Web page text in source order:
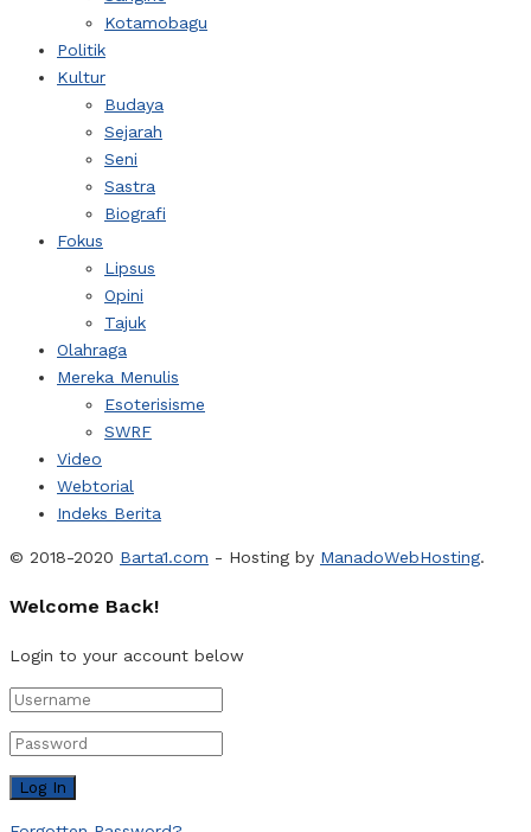
Kotamobagu
Politik
Kultur
Budaya
Sejarah
Seni
Sastra
Biografi
Fokus
Lipsus
Opini
Tajuk
Olahraga
Mereka Menulis
Esoterisisme
SWRF
Video
Webtorial
Indeks Berita
© 2018-2020 Barta1.com - Hosting by ManadoWebHosting.
Welcome Back!
Login to your account below